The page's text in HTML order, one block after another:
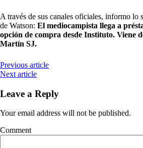
A través de sus canales oficiales, informo lo
de Watson: El mediocampista llega a
opción de compra desde Instituto. Viene
Martín SJ.
Previous article
Next article
Leave a Reply
Your email address will not be published.
Comment